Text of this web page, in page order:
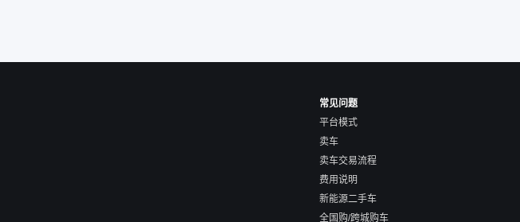
常见问题
平台模式
卖车
卖车交易流程
费用说明
新能源二手车
全国购/跨城购车